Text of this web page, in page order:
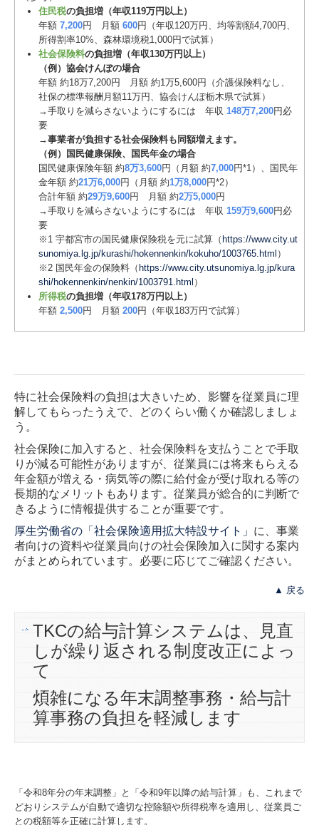
住民税の負担増（年収119万円以上）
年額 7,200円 月額 600円（年収120万円、均等割額4,700円、
所得割率10%、森林環境税1,000円で試算）
社会保険料の負担増（年収130万円以上）
（例）協会けんぽの場合
年額 約18万7,200円 月額 約1万5,600円（介護保険料なし、
社保の標準報酬月額11万円、協会けんぽ栃木県で試算）
→手取りを減らさないようにするには 年収 148万7,200円必
要
→事業者が負担する社会保険料も同額増えます。
（例）国民健康保険、国民年金の場合
国民健康保険年額 約8万3,600円（月額 約7,000円*1）、国民年
金年額 約21万6,000円（月額 約1万8,000円*2）
合計年額 約29万9,600円 月額 約2万5,000円
→手取りを減らさないようにするには 年収 159万9,600円必
要
※1 宇都宮市の国民健康保険税を元に試算（ https://www.city.ut
sunomiya.lg.jp/kurashi/hokennenkin/kokuho/1003765.html ）
※2 国民年金の保険料（ https://www.city.utsunomiya.lg.jp/kura
shi/hokennenkin/nenkin/1003791.html ）
所得税の負担増（年収178万円以上）
年額 2,500円 月額 200円（年収183万円で試算）
特に社会保険料の負担は大きいため、影響を従業員に理
解してもらったうえで、どのくらい働くか確認しましょ
う。
社会保険に加入すると、社会保険料を支払うことで手取
りが減る可能性がありますが、従業員には将来もらえる
年金額が増える・病気等の際に給付金が受け取れる等の
長期的なメリットもあります。従業員が総合的に判断で
きるように情報提供することが重要です。
厚生労働省の「社会保険適用拡大特設サイト」 に、事業
者向けの資料や従業員向けの社会保険加入に関する案内
がまとめられています。必要に応じてご確認ください。
▲ 戻る
TKCの給与計算システムは、見直
しが繰り返される制度改正によっ
て
煩雑になる年末調整事務・給与計
算事務の負担を軽減します
「令和8年分の年末調整」と「令和9年以降の給与計算」も、これまで
どおりシステムが自動で適切な控除額や所得税率を適用し、従業員ご
との税額等を正確に計算します。